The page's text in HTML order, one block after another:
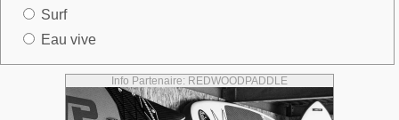
Surf
Eau vive
Info Partenaire: REDWOODPADDLE